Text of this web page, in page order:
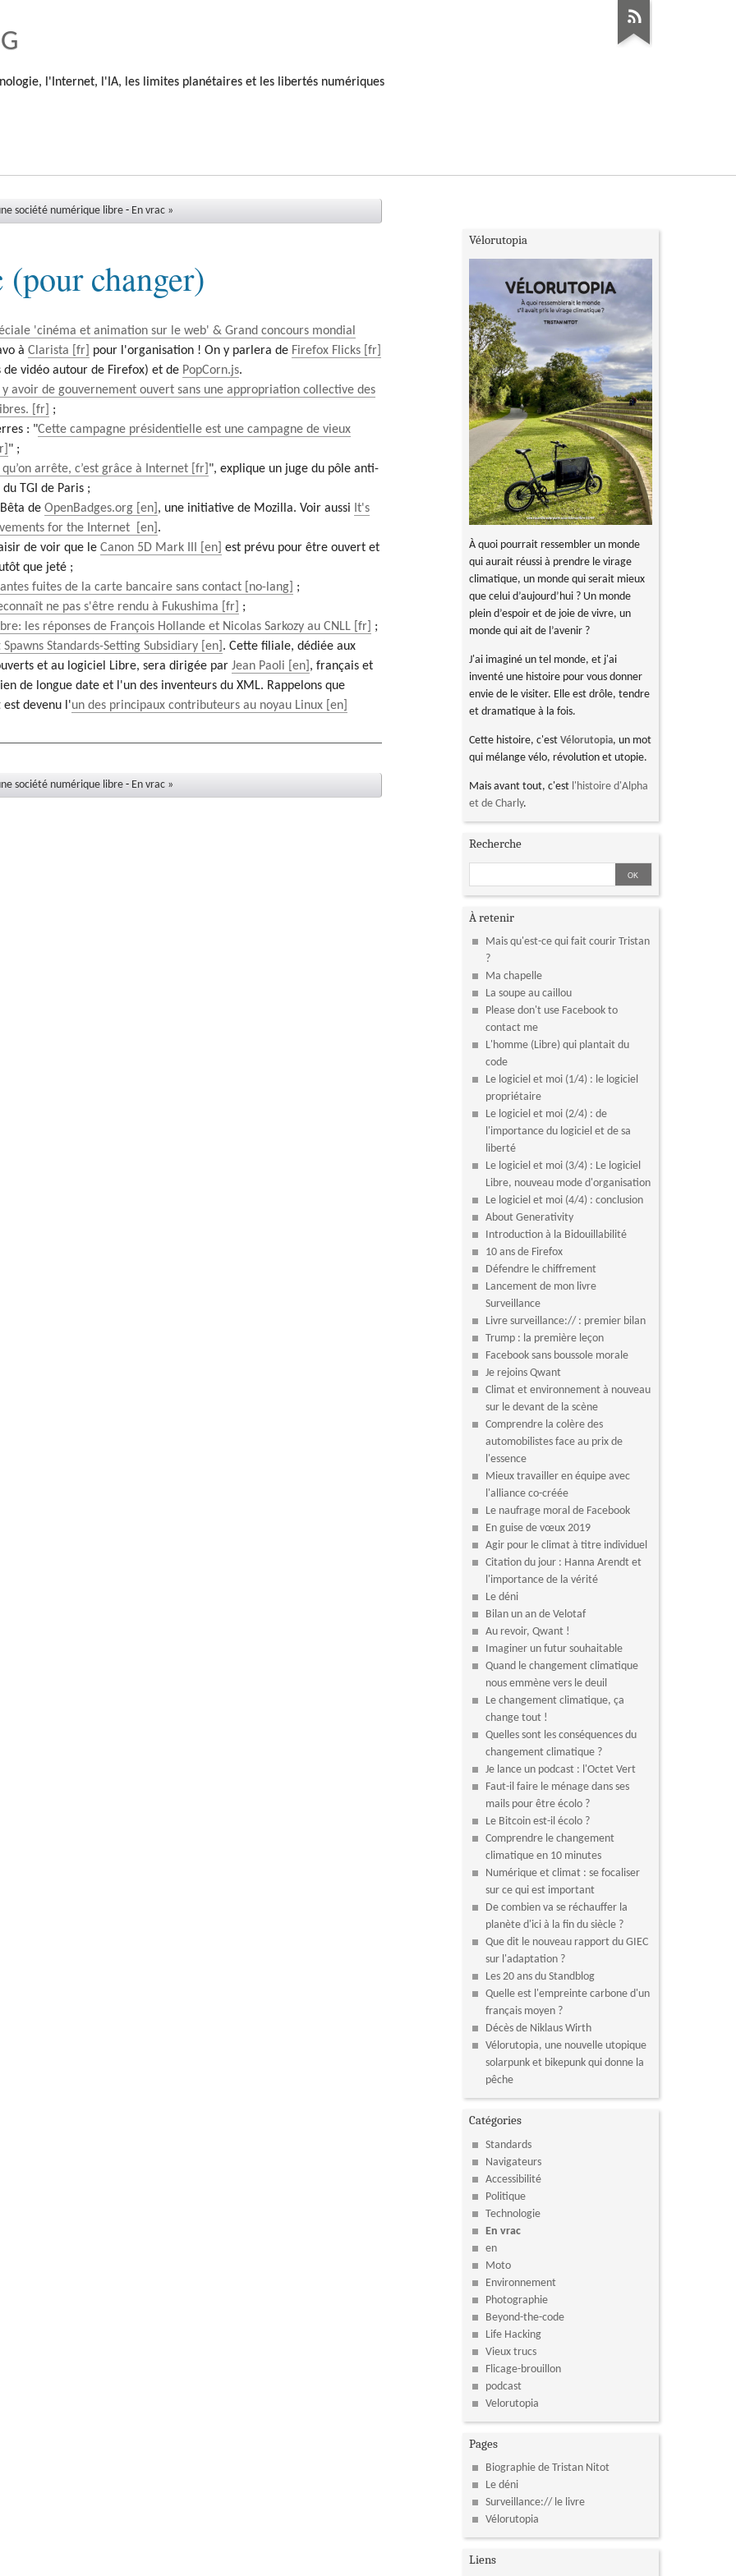
l'Internet, l'IA, les limites planétaires et les libertés numériques
société numérique libre - En vrac »
(pour changer)
'cinéma et animation sur le web' & Grand concours mondial
àClarista pour l'organisation ! On y parlera de Firefox Flicks
de vidéo autour de Firefox) et de PopCorn.js.
avoir de gouvernement ouvert sans une appropriation collective des
;
: "Cette campagne présidentielle est une campagne de vieux
" ;
qu’on arrête, c’est grâce à Internet
", explique un juge du pôle anti-
TGI de Paris ;
deOpenBadges.org , une initiative de Mozilla. Voir aussi It's
for the Internet
.
de voir que leCanon 5D Mark III
est prévu pour être ouvert et
que jeté ;
fuites de la carte bancaire sans contact
;
ne pas s'être rendu à Fukushima
;
les réponses de François Hollande et Nicolas Sarkozy au CNLL
;
Standards-Setting Subsidiary
. Cette filiale, dédiée aux
et au logiciel Libre, sera dirigée parJean Paoli
, français et
de longue date et l'un des inventeurs du XML. Rappelons que
devenu l'un des principaux contributeurs au noyau Linux
société numérique libre - En vrac »
Vélorutopia
À quoi pourrait ressembler un monde
qui aurait réussi à prendre le virage
climatique, un monde qui serait mieux
que celui d’aujourd’hui ? Un monde
plein d’espoir et de joie de vivre, un
monde qui ait de l’avenir ?
J'ai imaginé un tel monde, et j'ai
inventé une histoire pour vous donner
envie de le visiter. Elle est drôle, tendre
et dramatique à la fois.
Cette histoire, c'estVélorutopia, un mot
qui mélange vélo, révolution et utopie.
Mais avant tout, c'est l'histoire d'Alpha
et de Charly.
Recherche
À retenir
Mais qu'est-ce qui fait courir Tristan
?
Ma chapelle
La soupe au caillou
Please don't use Facebook to
contact me
L'homme (Libre) qui plantait du
code
Le logiciel et moi (1/4) : le logiciel
propriétaire
Le logiciel et moi (2/4) : de
l'importance du logiciel et de sa
liberté
Le logiciel et moi (3/4) : Le logiciel
Libre, nouveau mode d'organisation
Le logiciel et moi (4/4) : conclusion
About Generativity
Introduction à la Bidouillabilité
10 ans de Firefox
Défendre le chiffrement
Lancement de mon livre
Surveillance
Livre surveillance:// : premier bilan
Trump : la première leçon
Facebook sans boussole morale
Je rejoins Qwant
Climat et environnement à nouveau
sur le devant de la scène
Comprendre la colère des
automobilistes face au prix de
l'essence
Mieux travailler en équipe avec
l'alliance co-créée
Le naufrage moral de Facebook
En guise de vœux 2019
Agir pour le climat à titre individuel
Citation du jour : Hanna Arendt et
l'importance de la vérité
Le déni
Bilan un an de Velotaf
Au revoir, Qwant !
Imaginer un futur souhaitable
Quand le changement climatique
nous emmène vers le deuil
Le changement climatique, ça
change tout !
Quelles sont les conséquences du
changement climatique ?
Je lance un podcast : l'Octet Vert
Faut-il faire le ménage dans ses
mails pour être écolo ?
Le Bitcoin est-il écolo ?
Comprendre le changement
climatique en 10 minutes
Numérique et climat : se focaliser
sur ce qui est important
De combien va se réchauffer la
planète d'ici à la fin du siècle ?
Que dit le nouveau rapport du GIEC
sur l'adaptation ?
Les 20 ans du Standblog
Quelle est l'empreinte carbone d'un
français moyen ?
Décès de Niklaus Wirth
Vélorutopia, une nouvelle utopique
solarpunk et bikepunk qui donne la
pêche
Catégories
Standards
Navigateurs
Accessibilité
Politique
Technologie
En vrac
en
Moto
Environnement
Photographie
Beyond-the-code
Life Hacking
Vieux trucs
Flicage-brouillon
podcast
Velorutopia
Pages
Biographie de Tristan Nitot
Le déni
Surveillance:// le livre
Vélorutopia
Liens